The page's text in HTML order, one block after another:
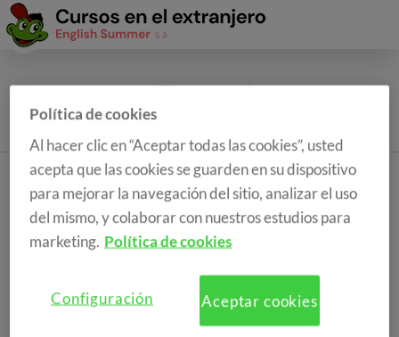
Política de cookies
Al hacer clic en “Aceptar todas las cookies”, usted
acepta que las cookies se guarden en su dispositivo
para mejorar la navegación del sitio, analizar el uso
del mismo, y colaborar con nuestros estudios para
marketing. Política de cookies
Aceptar cookies
Configuración